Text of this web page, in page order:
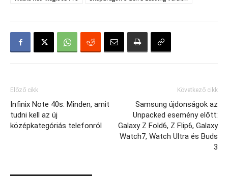
Előző cikk
Infinix Note 40s: Minden, amit
tudni kell az új
középkategóriás telefonról
Következő cikk
Samsung újdonságok az
Unpacked esemény előtt:
Galaxy Z Fold6, Z Flip6, Galaxy
Watch7, Watch Ultra és Buds
3